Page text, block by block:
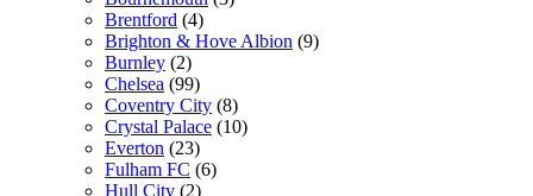
Brentford (4)
Brighton & Hove Albion (9)
Burnley (2)
Chelsea (99)
Coventry City (8)
Crystal Palace (10)
Everton (23)
Fulham FC (6)
Hull City (2)